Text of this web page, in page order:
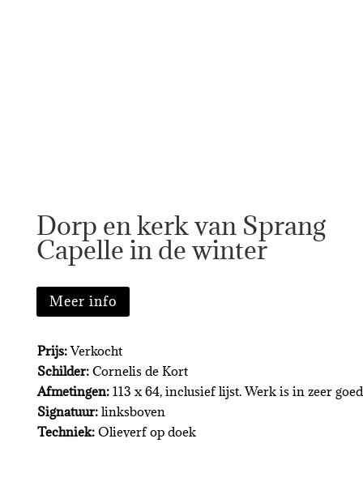
Dorp en kerk van Sprang
Capelle in de winter
Meer info
Prijs:Verkocht
Schilder: Cornelis de Kort
Afmetingen:113 x 64, inclusief lijst. Werk is in zeer
Signatuur:linksboven
Techniek: Olieverf op doek